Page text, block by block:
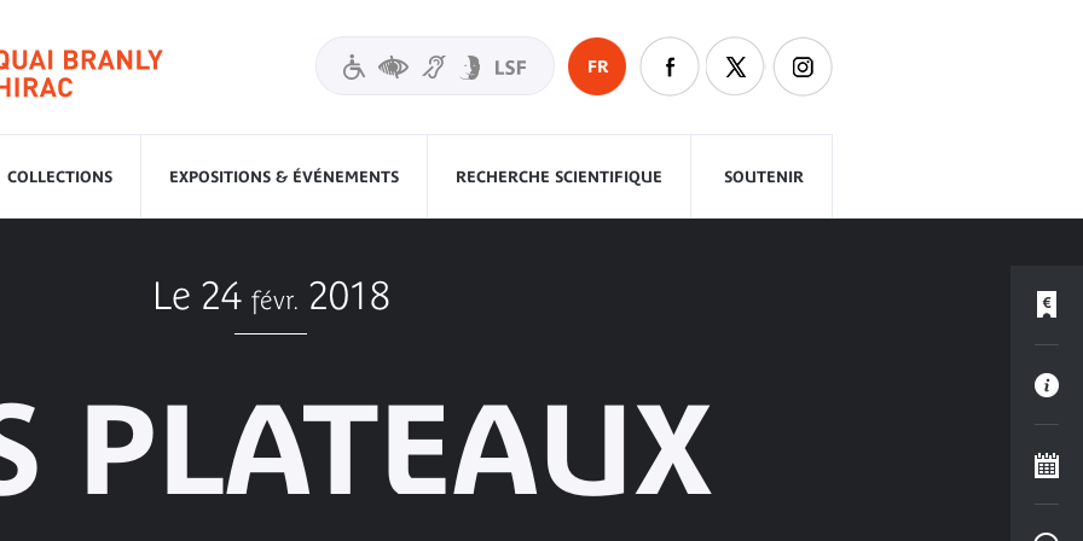
FR
COLLECTIONS EXPOSITIONS & ÉVÉNEMENTS RECHERCHE SCIENTIFIQUE SOUTENIR
Le 24 févr. 2018
PLATEAUX